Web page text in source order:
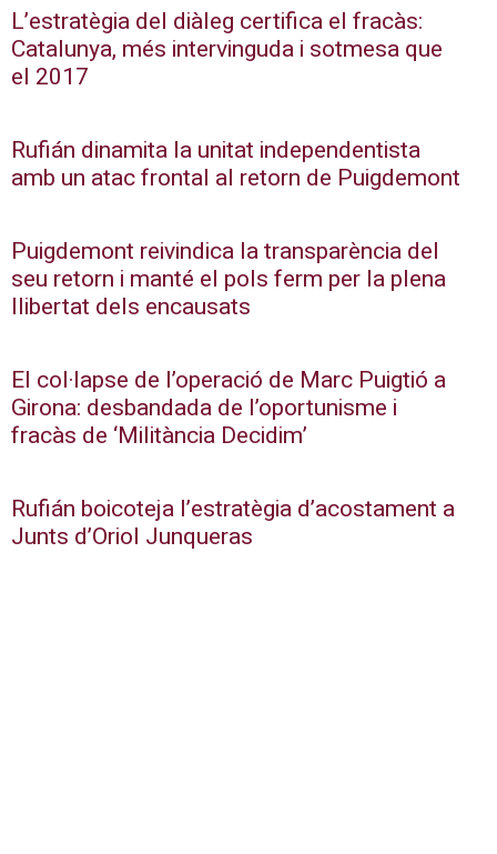
L’estratègia del diàleg certifica el fracàs:
Catalunya, més intervinguda i sotmesa que
el 2017
Rufián dinamita la unitat independentista
amb un atac frontal al retorn de Puigdemont
Puigdemont reivindica la transparència del
seu retorn i manté el pols ferm per la plena
llibertat dels encausats
El col·lapse de l’operació de Marc Puigtió a
Girona: desbandada de l’oportunisme i
fracàs de ‘Militància Decidim’
Rufián boicoteja l’estratègia d’acostament a
Junts d’Oriol Junqueras